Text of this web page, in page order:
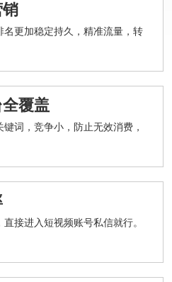
名更加稳定持久，精准流量，转
覆盖
词，竞争小，防止无效消费，
接进入短视频账号私信就行。